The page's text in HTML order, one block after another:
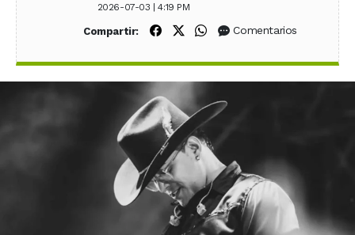
2026-07-03 | 4:19 PM
Compartir: Compartir en Facebook
Compartir en X (Twitter)
Compartir en WhatsApp
Comentarios